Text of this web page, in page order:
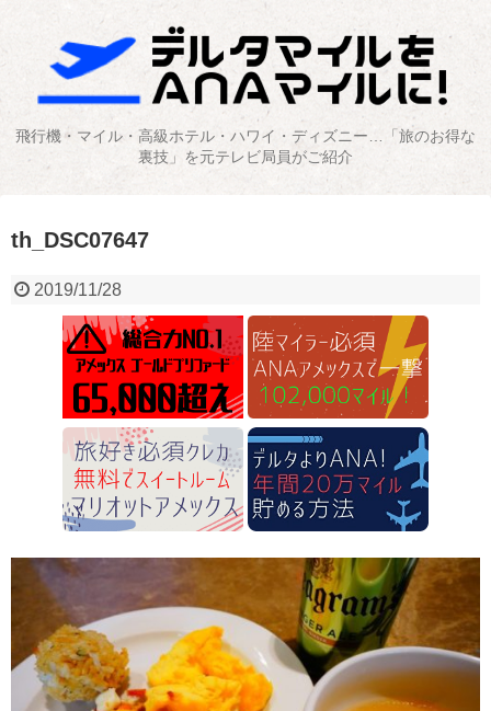
飛行機・マイル・高級ホテル・ハワイ・ディズニー…「旅のお得な
裏技」を元テレビ局員がご紹介
th_DSC07647
2019/11/28